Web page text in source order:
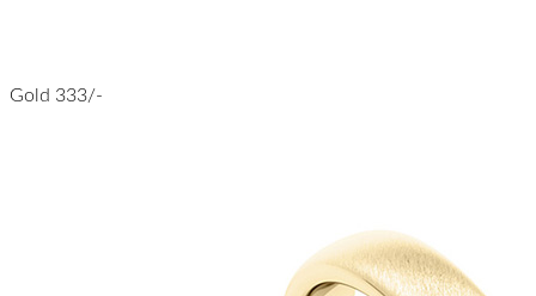
Gold 333/-